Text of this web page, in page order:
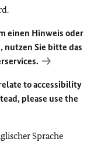
einen Hinweis oder
nutzen Sie bitte das
to accessibility
please use the
Sprache